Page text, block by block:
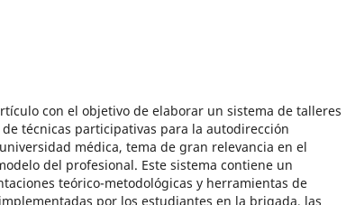
con el objetivo de elaborar un sistema de talleres
técnicas participativas para la autodirección
médica, tema de gran relevancia en el
del profesional. Este sistema contiene un
teórico-metodológicas y herramientas de
por los estudiantes en la brigada, las